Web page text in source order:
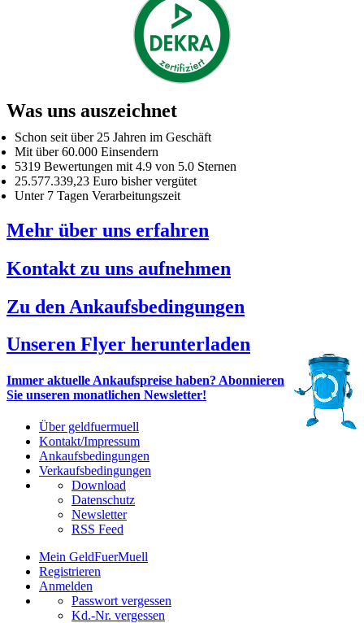
Was uns auszeichnet
Schon seit über 25 Jahren im Geschäft
Mit über 60.000 Einsendern
5319 Bewertungen mit 4.9 von 5.0 Sternen
25.577.339,23 Euro bisher vergütet
Unter 7 Tagen Verarbeitungszeit
Mehr über uns erfahren
Kontakt zu uns aufnehmen
Zu den Ankaufsbedingungen
Unseren Flyer herunterladen
Immer aktuelle Ankaufspreise haben? Abonnieren
Sie unseren monatlichen Newsletter!
Über geldfuermuell
Kontakt/Impressum
Ankaufsbedingungen
Verkaufsbedingungen
Download
Datenschutz
Newsletter
RSS Feed
Mein GeldFuerMuell
Registrieren
Anmelden
Passwort vergessen
Kd.-Nr. vergessen